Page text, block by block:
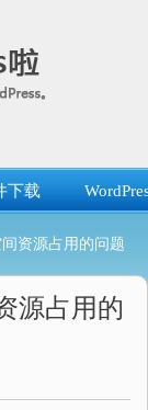
下载
资源占用的问题
源占用的